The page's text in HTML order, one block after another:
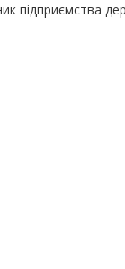
підприємства